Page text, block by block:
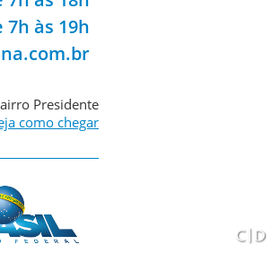
7h às 19h
Presidente
como chegar